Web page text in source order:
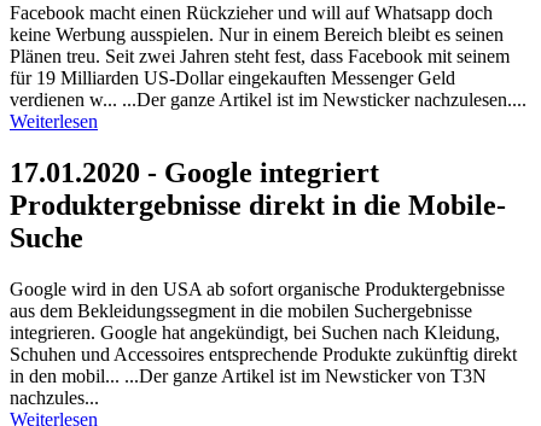
Facebook macht einen Rückzieher und will auf Whatsapp doch
keine Werbung ausspielen. Nur in einem Bereich bleibt es seinen
Plänen treu. Seit zwei Jahren steht fest, dass Facebook mit seinem
für 19 Milliarden US-Dollar eingekauften Messenger Geld
verdienen w... ...Der ganze Artikel ist im Newsticker nachzulesen....
Weiterlesen
17.01.2020 - Google integriert
Produktergebnisse direkt in die Mobile-
Suche
Google wird in den USA ab sofort organische Produktergebnisse
aus dem Bekleidungssegment in die mobilen Suchergebnisse
integrieren. Google hat angekündigt, bei Suchen nach Kleidung,
Schuhen und Accessoires entsprechende Produkte zukünftig direkt
in den mobil... ...Der ganze Artikel ist im Newsticker von T3N
nachzules...
Weiterlesen